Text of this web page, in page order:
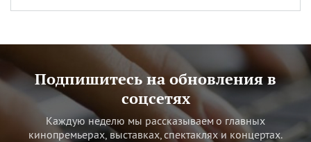
Подпишитесь на обновления в
соцсетях
Каждую неделю мы рассказываем о главных
кинопремьерах, выставках, спектаклях и концертах.